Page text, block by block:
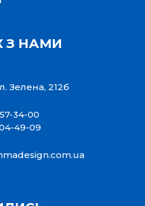
З НАМИ
Зелена, 212б
34-00
49-09